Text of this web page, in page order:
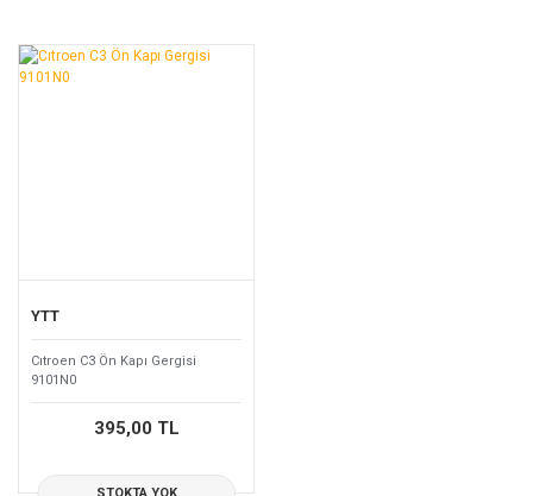
YTT
Cıtroen C3 Ön Kapı Gergisi
9101N0
395,00 TL